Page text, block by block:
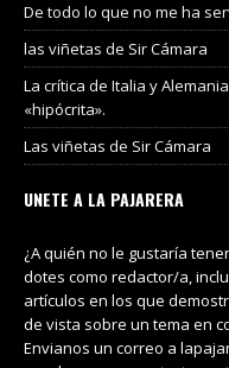
De todo lo que no me ha
las viñetas de Sir Cámara
La crítica de Italia y
«hipócrita».
Las viñetas de Sir Cámara
UNETE A LA PAJARERA
¿A quién no le gustaría
dotes como redactor/a,
artículos en los que
de vista sobre un tema en
Envianos un correo a